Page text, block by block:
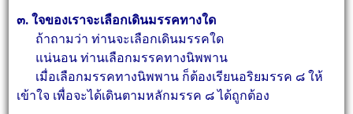
๓. ใจของเราจะเลือกเดินมรรคทางใด
ถ้าถามว่า ท่านจะเลือกเดินมรรคใด
แน่นอน ท่านเลือกมรรคทางนิพพาน
เมื่อเลือกมรรคทางนิพพาน ก็ต้องเรียนอริยมรรค ๘ ให้
เข้าใจ เพื่อจะได้เดินตามหลักมรรค ๘ได้ถูกต้อง